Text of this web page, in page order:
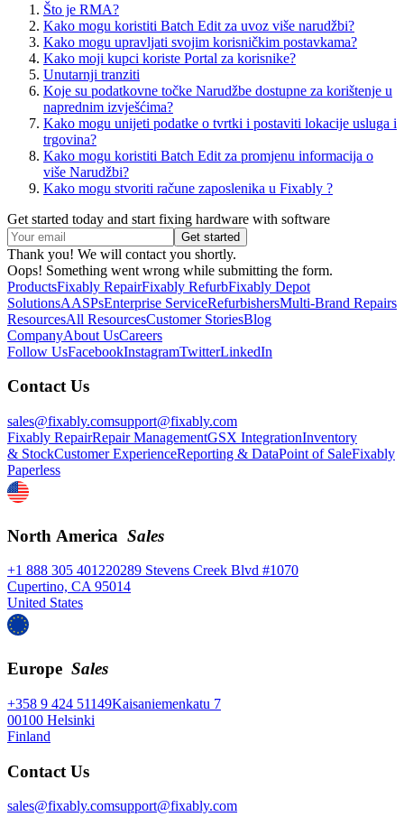
Što je RMA?
Kako mogu koristiti Batch Edit za uvoz više narudžbi?
Kako mogu upravljati svojim korisničkim postavkama?
Kako moji kupci koriste Portal za korisnike?
Unutarnji tranziti
Koje su podatkovne točke Narudžbe dostupne za korištenje u
naprednim izvješćima?
Kako mogu unijeti podatke o tvrtki i postaviti lokacije usluga i
trgovina?
Kako mogu koristiti Batch Edit za promjenu informacija o
više Narudžbi?
Kako mogu stvoriti račune zaposlenika u Fixably ?
Get started today and start fixing hardware with software
Thank you! We will contact you shortly.
Oops! Something went wrong while submitting the form.
ProductsFixably RepairFixably RefurbFixably Depot
SolutionsAASPsEnterprise ServiceRefurbishersMulti-Brand Repairs
ResourcesAll ResourcesCustomer StoriesBlog
CompanyAbout UsCareers
Follow UsFacebookInstagramTwitterLinkedIn
Contact Us
sales@fixably.comsupport@fixably.com
Fixably RepairRepair ManagementGSX IntegrationInventory
& StockCustomer ExperienceReporting & DataPoint of SaleFixably
Paperless
North America Sales
+1 888 305 401220289 Stevens Creek Blvd #1070
Cupertino, CA 95014
United States
Europe Sales
+358 9 424 51149Kaisaniemenkatu 7
00100 Helsinki
Finland
Contact Us
sales@fixably.comsupport@fixably.com